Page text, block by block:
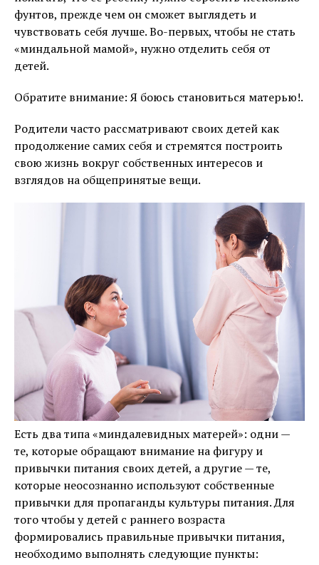
фунтов, прежде чем он сможет выглядеть и
чувствовать себя лучше. Во-первых, чтобы не стать
«миндальной мамой», нужно отделить себя от
детей.
Обратите внимание: Я боюсь становиться матерью!.
Родители часто рассматривают своих детей как
продолжение самих себя и стремятся построить
свою жизнь вокруг собственных интересов и
взглядов на общепринятые вещи.
Есть два типа «миндалевидных матерей»: одни —
те, которые обращают внимание на фигуру и
привычки питания своих детей, а другие — те,
которые неосознанно используют собственные
привычки для пропаганды культуры питания. Для
того чтобы у детей с раннего возраста
формировались правильные привычки питания,
необходимо выполнять следующие пункты: